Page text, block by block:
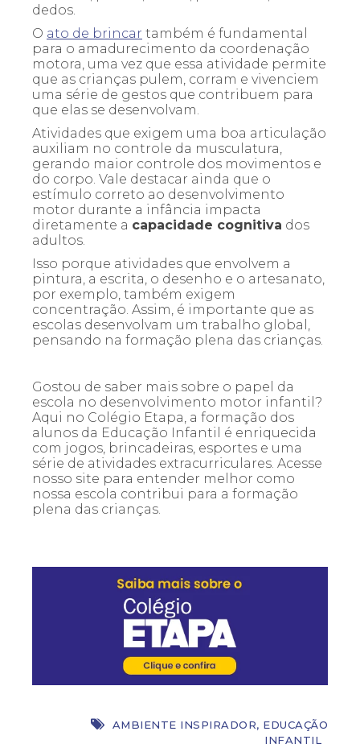
dedos.
O ato de brincar também é fundamental
para o amadurecimento da coordenação
motora, uma vez que essa atividade permite
que as crianças pulem, corram e vivenciem
uma série de gestos que contribuem para
que elas se desenvolvam.
Atividades que exigem uma boa articulação
auxiliam no controle da musculatura,
gerando maior controle dos movimentos e
do corpo. Vale destacar ainda que o
estímulo correto ao desenvolvimento
motor durante a infância impacta
diretamente a capacidade cognitiva dos
adultos.
Isso porque atividades que envolvem a
pintura, a escrita, o desenho e o artesanato,
por exemplo, também exigem
concentração. Assim, é importante que as
escolas desenvolvam um trabalho global,
pensando na formação plena das crianças.
Gostou de saber mais sobre o papel da
escola no desenvolvimento motor infantil?
Aqui no Colégio Etapa, a formação dos
alunos da Educação Infantil é enriquecida
com jogos, brincadeiras, esportes e uma
série de atividades extracurriculares. Acesse
nosso site para entender melhor como
nossa escola contribui para a formação
plena das crianças.
AMBIENTE INSPIRADOR, EDUCAÇÃO
INFANTIL